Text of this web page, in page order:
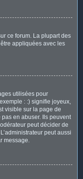
ce forum. La plupart des
appliquées avec les
utilisées pour
: :) signifie joyeux,
visible sur la page de
en abuser. Ils peuvent
peut décider de
peut aussi
message.